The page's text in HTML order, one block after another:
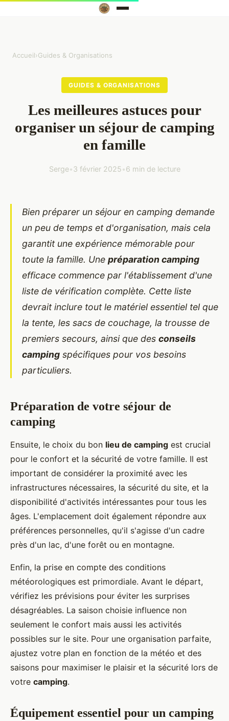
Accueil›Guides & Organisations
GUIDES & ORGANISATIONS
Les meilleures astuces pour
organiser un séjour de camping
en famille
Serge•3 février 2025•6 min de lecture
Bien préparer un séjour en camping demande
un peu de temps et d'organisation, mais cela
garantit une expérience mémorable pour
toute la famille. Une préparation camping
efficace commence par l'établissement d'une
liste de vérification complète. Cette liste
devrait inclure tout le matériel essentiel tel que
la tente, les sacs de couchage, la trousse de
premiers secours, ainsi que des conseils
camping spécifiques pour vos besoins
particuliers.
Préparation de votre séjour de
camping
Ensuite, le choix du bon lieu de camping est crucial
pour le confort et la sécurité de votre famille. Il est
important de considérer la proximité avec les
infrastructures nécessaires, la sécurité du site, et la
disponibilité d'activités intéressantes pour tous les
âges. L'emplacement doit également répondre aux
préférences personnelles, qu'il s'agisse d'un cadre
près d'un lac, d'une forêt ou en montagne.
Enfin, la prise en compte des conditions
météorologiques est primordiale. Avant le départ,
vérifiez les prévisions pour éviter les surprises
désagréables. La saison choisie influence non
seulement le confort mais aussi les activités
possibles sur le site. Pour une organisation parfaite,
ajustez votre plan en fonction de la météo et des
saisons pour maximiser le plaisir et la sécurité lors de
votre camping.
Équipement essentiel pour un camping